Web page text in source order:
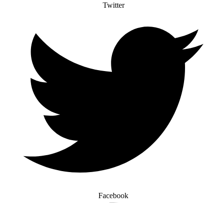
Twitter
Facebook